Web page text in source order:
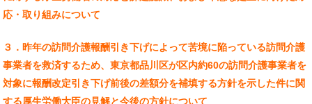
応・取り組みについて
３．昨年の訪問介護報酬引き下げによって苦境に陥っている訪問介護
事業者を救済するため、東京都品川区が区内約60の訪問介護事業者を
対象に報酬改定引き下げ前後の差額分を補填する方針を示した件に関
する厚生労働大臣の見解と今後の方針について